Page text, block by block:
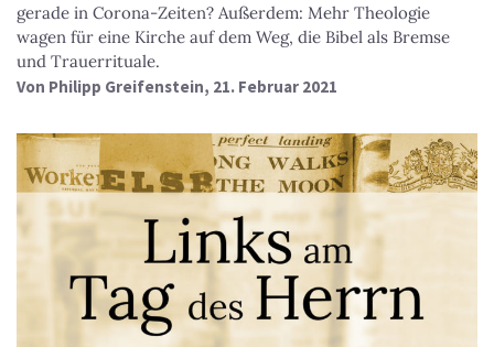
gerade in Corona-Zeiten? Außerdem: Mehr Theologie
wagen für eine Kirche auf dem Weg, die Bibel als Bremse
und Trauerrituale.
Von Philipp Greifenstein, 21. Februar 2021